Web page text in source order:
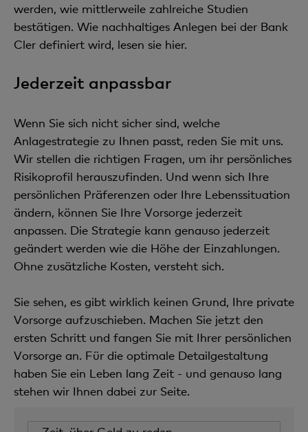
werden, wie mittlerweile zahlreiche Studien
bestätigen. Wie nachhaltiges Anlegen bei der Bank
Cler definiert wird, lesen sie hier.
Jederzeit anpassbar
Wenn Sie sich nicht sicher sind, welche
Anlagestrategie zu Ihnen passt, reden Sie mit uns.
Wir stellen die richtigen Fragen, um ihr persönliches
Risikoprofil herauszufinden. Und wenn sich Ihre
persönlichen Präferenzen oder Ihre Lebenssituation
ändern, können Sie Ihre Vorsorge jederzeit
anpassen. Die Strategie kann genauso jederzeit
geändert werden wie die Höhe der Einzahlungen.
Ohne zusätzliche Kosten, versteht sich.
Sie sehen, es gibt wirklich keinen Grund, Ihre private
Vorsorge aufzuschieben. Machen Sie jetzt den
ersten Schritt und fangen Sie mit Ihrer persönlichen
Vorsorge an. Für die optimale Detailgestaltung
haben Sie ein Leben lang Zeit - und genauso lang
stehen wir Ihnen dabei zur Seite.